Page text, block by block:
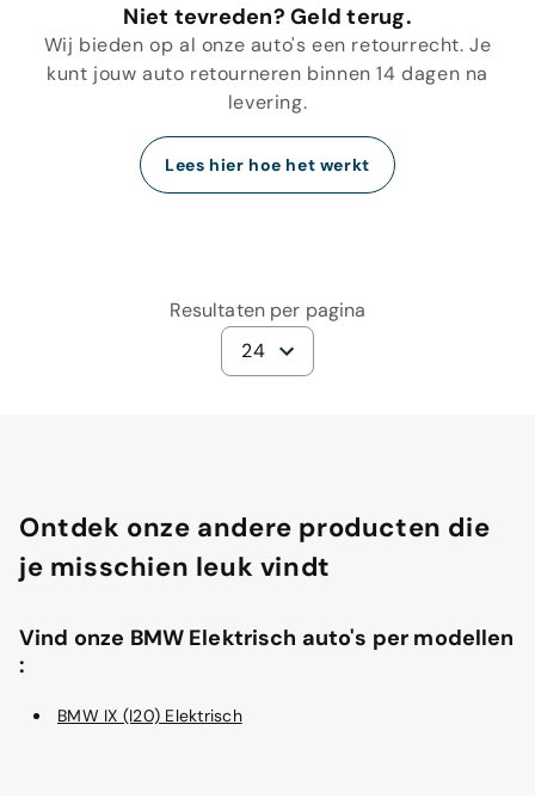
Niet tevreden? Geld terug.
Wij bieden op al onze auto's een retourrecht. Je
kunt jouw auto retourneren binnen 14 dagen na
levering.
Lees hier hoe het werkt
Resultaten per pagina
24
Ontdek onze andere producten die
je misschien leuk vindt
Vind onze BMW Elektrisch auto's per modellen
:
BMW IX (I20) Elektrisch